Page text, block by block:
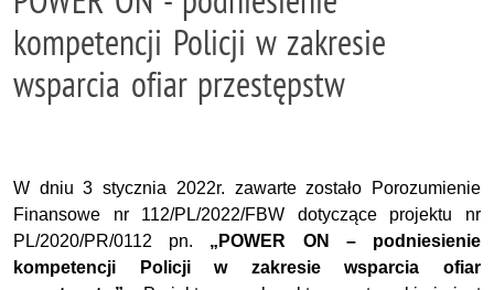
kompetencji Policji w zakresie
wsparcia ofiar przestępstw
W dniu 3 stycznia 2022r. zawarte zostało Porozumienie
Finansowe nr 112/PL/2022/FBW dotyczące projektu nr
PL/2020/PR/0112 pn. „POWER ON – podniesienie
kompetencji Policji w zakresie wsparcia ofiar